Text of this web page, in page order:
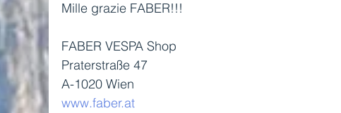
Mille grazie FABER!!!
FABER VESPA Shop
Praterstraße 47
A-1020 Wien
www.faber.at